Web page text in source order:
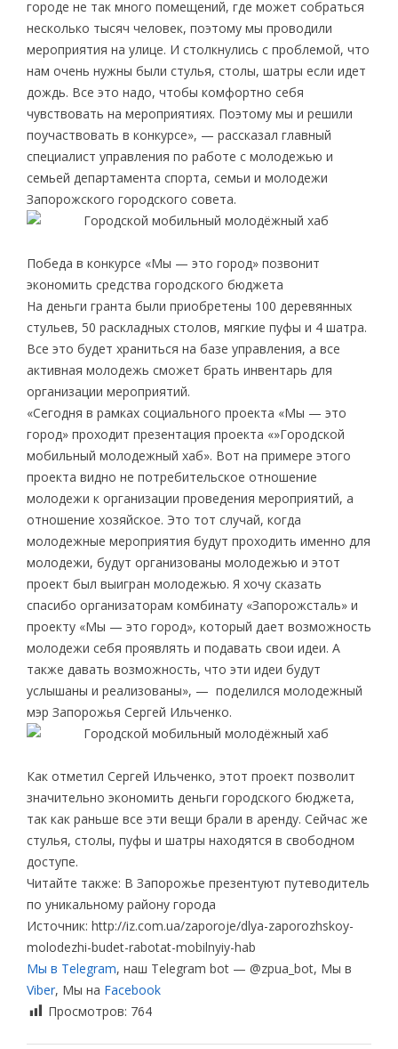
городе не так много помещений, где может собраться
несколько тысяч человек, поэтому мы проводили
мероприятия на улице. И столкнулись с проблемой, что
нам очень нужны были стулья, столы, шатры если идет
дождь. Все это надо, чтобы комфортно себя
чувствовать на мероприятиях. Поэтому мы и решили
поучаствовать в конкурсе», — рассказал главный
специалист управления по работе с молодежью и
семьей департамента спорта, семьи и молодежи
Запорожского городского совета.
Победа в конкурсе «Мы — это город» позвонит
экономить средства городского бюджета
На деньги гранта были приобретены 100 деревянных
стульев, 50 раскладных столов, мягкие пуфы и 4 шатра.
Все это будет храниться на базе управления, а все
активная молодежь сможет брать инвентарь для
организации мероприятий.
«Сегодня в рамках социального проекта «Мы — это
город» проходит презентация проекта «»Городской
мобильный молодежный хаб». Вот на примере этого
проекта видно не потребительское отношение
молодежи к организации проведения мероприятий, а
отношение хозяйское. Это тот случай, когда
молодежные мероприятия будут проходить именно для
молодежи, будут организованы молодежью и этот
проект был выигран молодежью. Я хочу сказать
спасибо организаторам комбинату «Запорожсталь» и
проекту «Мы — это город», который дает возможность
молодежи себя проявлять и подавать свои идеи. А
также давать возможность, что эти идеи будут
услышаны и реализованы», — поделился молодежный
мэр Запорожья Сергей Ильченко.
Как отметил Сергей Ильченко, этот проект позволит
значительно экономить деньги городского бюджета,
так как раньше все эти вещи брали в аренду. Сейчас же
стулья, столы, пуфы и шатры находятся в свободном
доступе.
Читайте также: В Запорожье презентуют путеводитель
по уникальному району города
Источник: http://iz.com.ua/zaporoje/dlya-zaporozhskoy-
molodezhi-budet-rabotat-mobilnyiy-hab
Мы в Telegram, наш Telegram bot — @zpua_bot, Мы в
Viber, Мы на Facebook
Просмотров: 764